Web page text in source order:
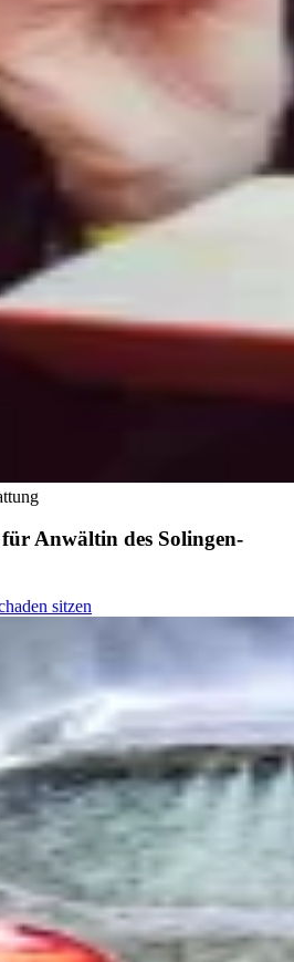
Anwältin des Solingen-
sitzen